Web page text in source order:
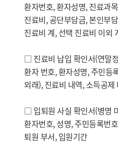
환자번호, 환자성명, 진료과
진료비, 공단부담금, 본인부
진료비 계, 선택 진료비 이외
□ 진료비 납입 확인서(연말
환자 번호, 환자성명, 주민등
외래), 진료비 내역, 소득공제
□ 입퇴원 사실 확인서(병명
환자번호, 성명, 주민등록번
퇴원 부서, 입원기간